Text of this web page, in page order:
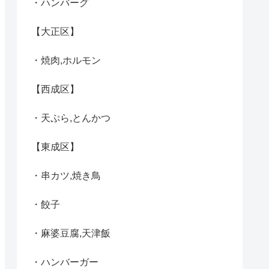
・ハンバーグ
【大正区】
・焼肉,ホルモン
【西成区】
・天ぷら,とんかつ
【東成区】
・串カツ,焼き鳥
・餃子
・麻婆豆腐,天津飯
・ハンバーガー